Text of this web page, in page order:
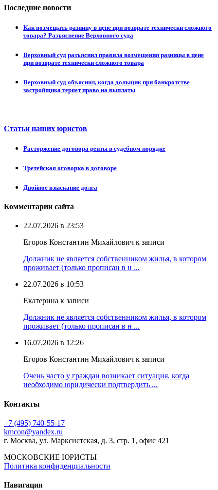
Последние новости
Как возмещать разницу в цене при возврате технически сложного
товара? Разъяснение Верховного суда
Верховный суд разъяснил правила возмещения разницы в цене
при возврате технически сложного товара
Верховный суд объяснил, когда дольщик при банкротстве
застройщика теряет право на выплаты
Статьи наших юристов
Расторжение договора ренты в судебном порядке
Третейская оговорка в договоре
Двойное взыскание долга
Комментарии сайта
22.07.2026 в 23:53
Егоров Константин Михайлович к записи
Должник не является собственником жилья, в котором
проживает (только прописан в н ...
22.07.2026 в 10:53
Екатерина к записи
Должник не является собственником жилья, в котором
проживает (только прописан в н ...
16.07.2026 в 12:26
Егоров Константин Михайлович к записи
Очень часто у граждан возникает ситуация, когда
необходимо юридически подтвердить ...
Контакты
+7 (495) 740‑55‑17
kmcon@yandex.ru
г. Москва, ул. Марксистская, д. 3, стр. 1, офис 421
МОСКОВСКИЕ ЮРИСТЫ
Политика конфиденциальности
Навигация